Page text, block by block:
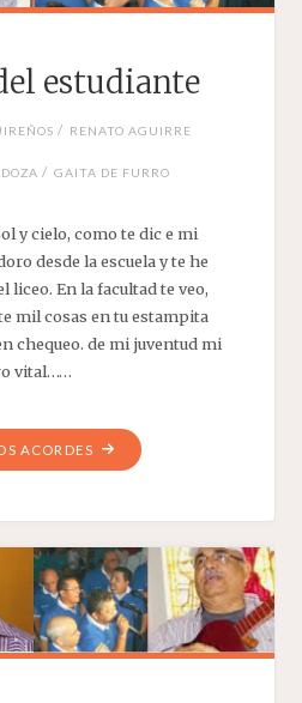
estudiante
/ RENATO AGUIRRE
/ GAITA DE FURRO
y cielo, como te dic e mi
desde la escuela y te he
liceo. En la facultad te veo,
mil cosas en tu estampita
chequeo. de mi juventud mi
vital……
ACORDES"ORACIÓN